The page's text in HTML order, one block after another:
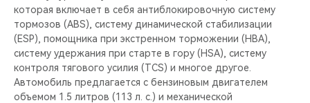
которая включает в себя антиблокировочную систему
тормозов (ABS), систему динамической стабилизации
(ESP), помощника при экстренном торможении (HBA),
систему удержания при старте в гору (HSA), систему
контроля тягового усилия (TCS) и многое другое.
Автомобиль предлагается с бензиновым двигателем
объемом 1.5 литров (113 л. с.) и механической